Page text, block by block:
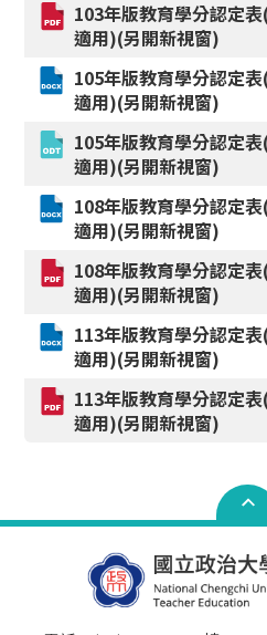
103年版教育學分認定
適用)(另開新視窗)
105年版教育學分認定
適用)(另開新視窗)
105年版教育學分認定
適用)(另開新視窗)
108年版教育學分認定
適用)(另開新視窗)
108年版教育學分認定
適用)(另開新視窗)
113年版教育學分認定
適用)(另開新視窗)
113年版教育學分認定
適用)(另開新視窗)